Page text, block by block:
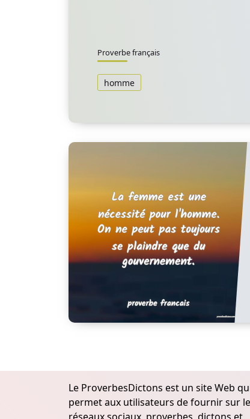
Proverbe français
homme
Le ProverbesDictons est un site Web
permet aux utilisateurs de fournir sur